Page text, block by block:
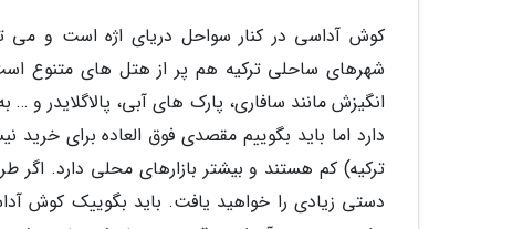
کوش آداسی در کنار سواحل دریای اژه است و می
شهرهای ساحلی ترکیه هم پر از هتل های متنوع
انگیزش مانند سافاری، پارک های آبی، پالاگلایدر
دارد اما باید بگوییم مقصدی فوق العاده برای
ترکیه) کم هستند و بیشتر بازارهای محلی دارد. اگر
دستی زیادی را خواهید یافت. باید بگوییک کوش